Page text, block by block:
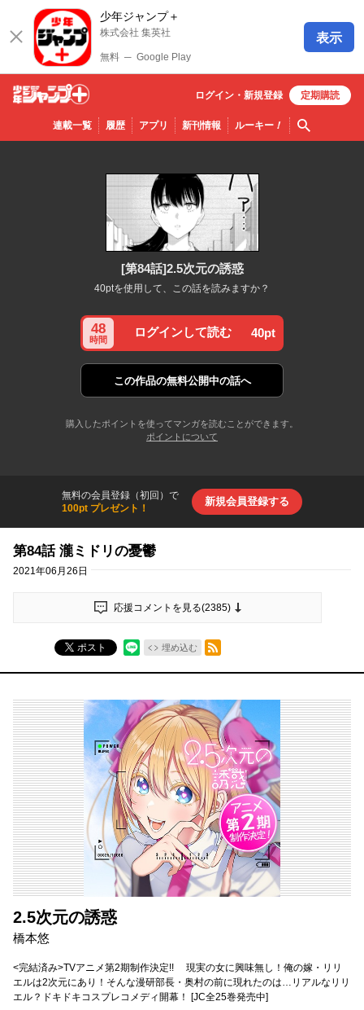
少年ジャンプ＋
株式会社 集英社
無料 ─ Google Play
表示
少年ジ
ャンプ
連載一覧 履歴 アプリ 新刊情報 ルーキー！ 検索
ログイン・ 新規登録 定期購読
[第84話]2.5次元の誘惑
40ptを使用して、この話を読みますか？
48
時間
ログインして読む 40pt
この作品の無料公開中の話へ
購入したポイントを使ってマンガを読むことができます。
ポイントについて
無料の会員登録（初回）で
100pt プレゼント！
新規会員登録する
第84話 瀧ミドリの憂鬱
2021年06月26日
応援コメントを見る(2385)
ポスト 埋め込む
RSSフィード
2.5次元の誘惑
橋本悠
<完結済み>TVアニメ第2期制作決定!! 現実の女に興味無し！俺の嫁・リリ
エルは2次元にあり！そんな漫研部長・奥村の前に現れたのは…リアルなリリ
エル？ドキドキコスプレコメディ開幕！ [JC全25巻発売中]